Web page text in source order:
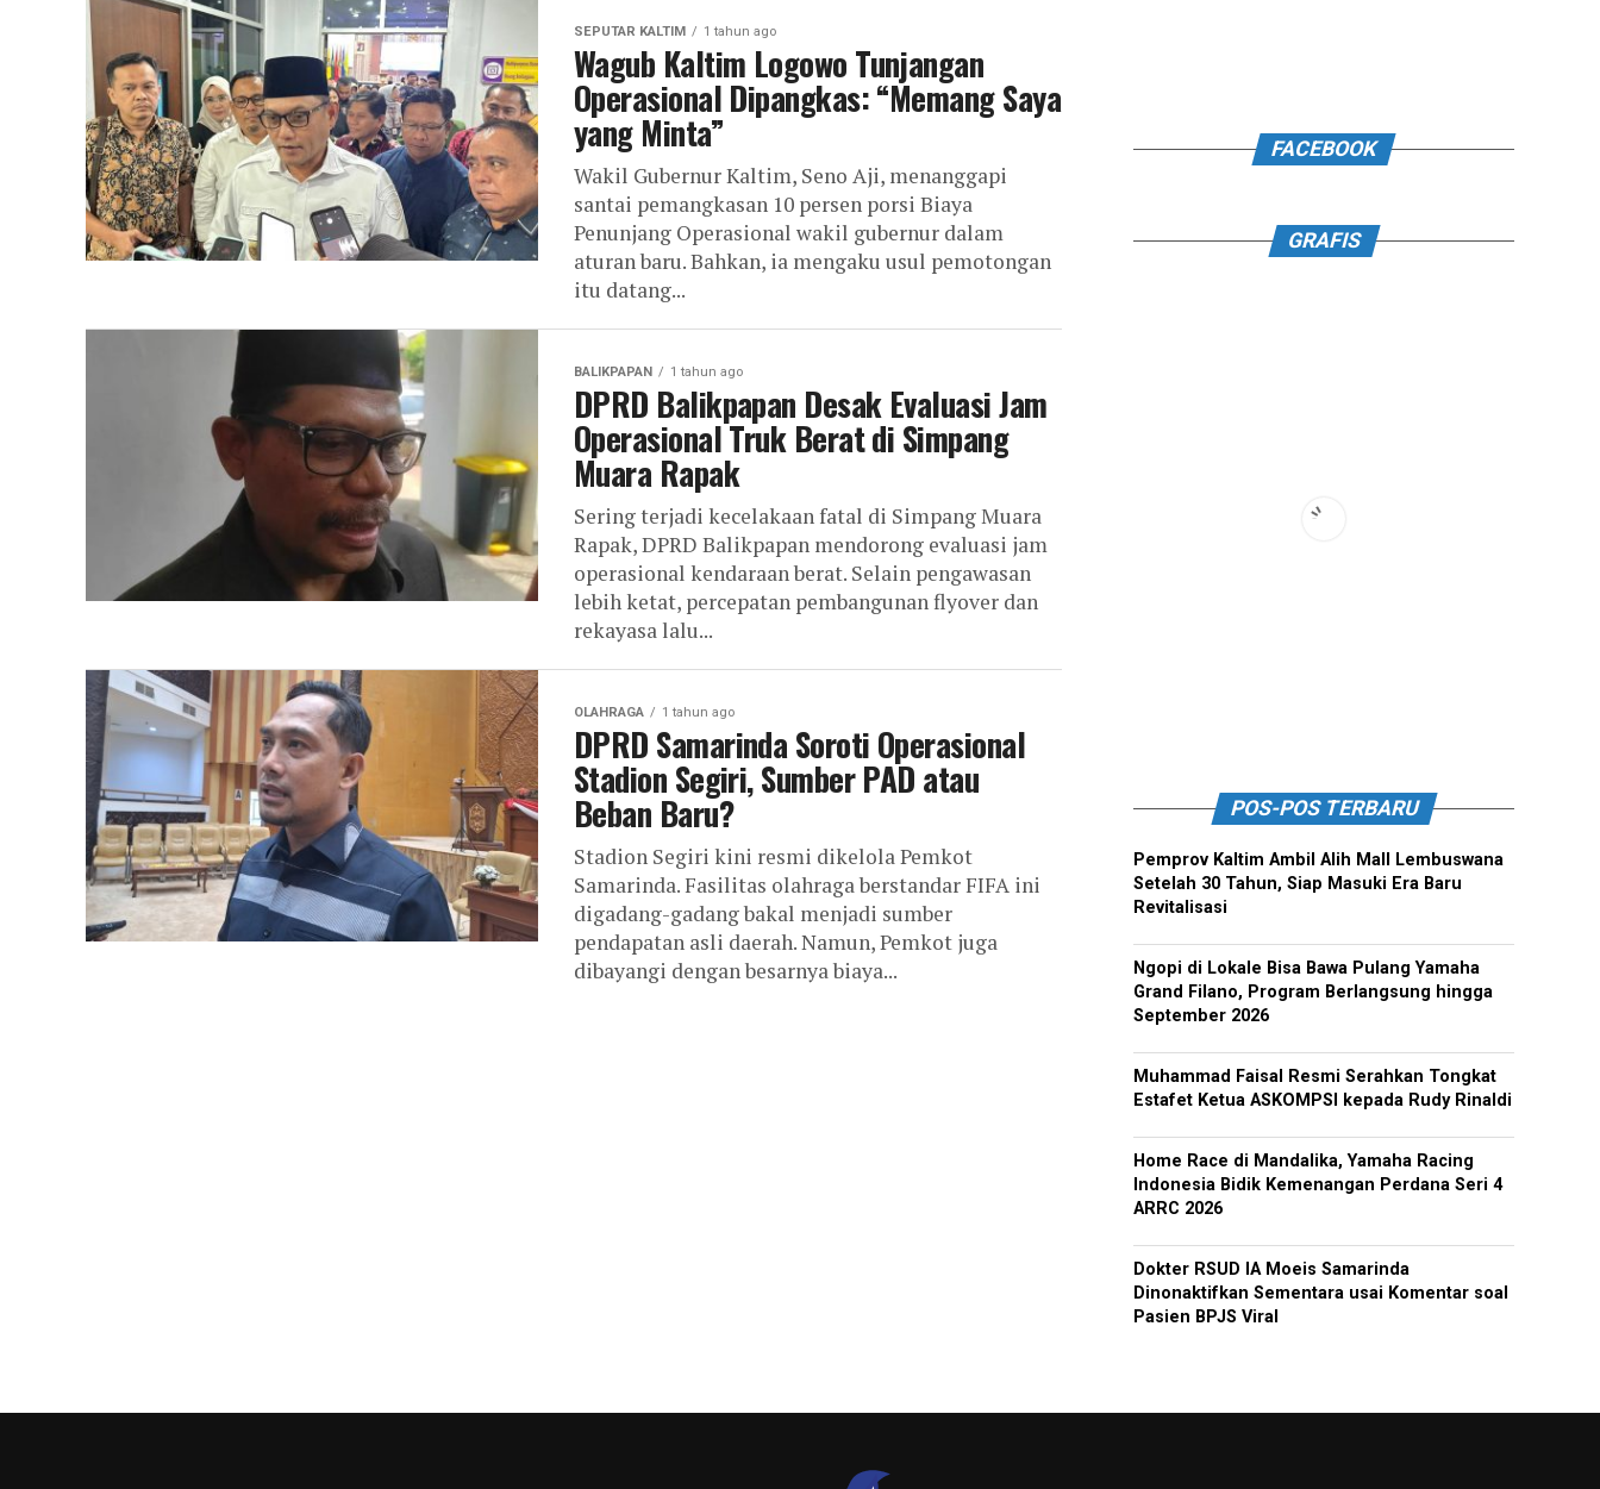
SEPUTAR KALTIM 1 tahun ago
Wagub Kaltim Logowo Tunjangan
Operasional Dipangkas: “Memang Saya
yang Minta”
Wakil Gubernur Kaltim, Seno Aji, menanggapi
santai pemangkasan 10 persen porsi Biaya
Penunjang Operasional wakil gubernur dalam
aturan baru. Bahkan, ia mengaku usul pemotongan
itu datang...
BALIKPAPAN 1 tahun ago
DPRD Balikpapan Desak Evaluasi Jam
Operasional Truk Berat di Simpang
Muara Rapak
Sering terjadi kecelakaan fatal di Simpang Muara
Rapak, DPRD Balikpapan mendorong evaluasi jam
operasional kendaraan berat. Selain pengawasan
lebih ketat, percepatan pembangunan flyover dan
rekayasa lalu...
OLAHRAGA 1 tahun ago
DPRD Samarinda Soroti Operasional
Stadion Segiri, Sumber PAD atau
Beban Baru?
Stadion Segiri kini resmi dikelola Pemkot
Samarinda. Fasilitas olahraga berstandar FIFA ini
digadang-gadang bakal menjadi sumber
pendapatan asli daerah. Namun, Pemkot juga
dibayangi dengan besarnya biaya...
FACEBOOK
GRAFIS
POS-POS TERBARU
Pemprov Kaltim Ambil Alih Mall Lembuswana
Setelah 30 Tahun, Siap Masuki Era Baru
Revitalisasi
Ngopi di Lokale Bisa Bawa Pulang Yamaha
Grand Filano, Program Berlangsung hingga
September 2026
Muhammad Faisal Resmi Serahkan Tongkat
Estafet Ketua ASKOMPSI kepada Rudy Rinaldi
Home Race di Mandalika, Yamaha Racing
Indonesia Bidik Kemenangan Perdana Seri 4
ARRC 2026
Dokter RSUD IA Moeis Samarinda
Dinonaktifkan Sementara usai Komentar soal
Pasien BPJS Viral